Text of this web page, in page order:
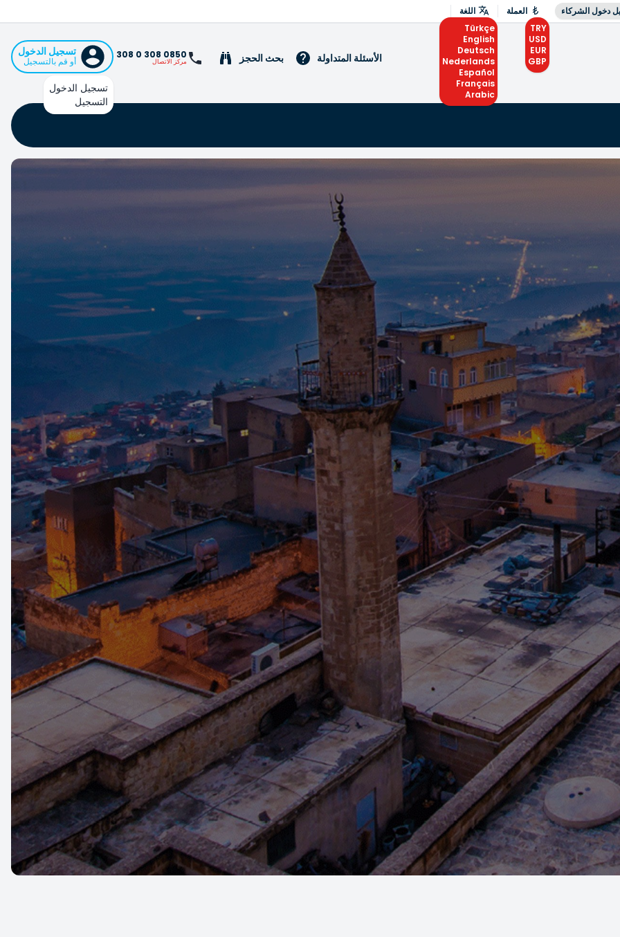
دخول الشركاء
العملة
TRY
USD
EUR
GBP
اللغة
Türkçe
English
Deutsch
Nederlands
Español
Français
Arabic
الأسئلة المتداولة بحث الحجز 0850 308 0 308
مركز الاتصال
تسجيل الدخول
أو قم بالتسجيل
تسجيل الدخول
التسجيل